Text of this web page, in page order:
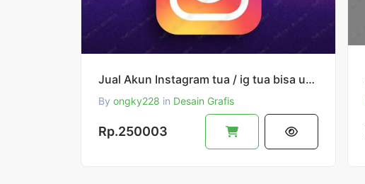
Jual Akun Instagram tua / ig tua bisa untuk iklan ig ads
By ongky228 in Desain Grafis
Rp.250003